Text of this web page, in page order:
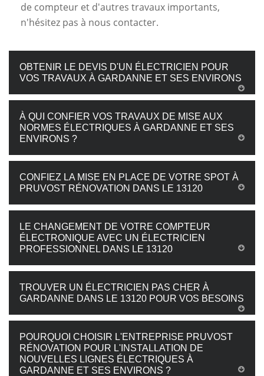
de compteur et d'autres travaux importants,
n'hésitez pas à nous contacter.
OBTENIR LE DEVIS D'UN ÉLECTRICIEN POUR
VOS TRAVAUX À GARDANNE ET SES ENVIRONS
À QUI CONFIER VOS TRAVAUX DE MISE AUX
NORMES ÉLECTRIQUES À GARDANNE ET SES
ENVIRONS ?
CONFIEZ LA MISE EN PLACE DE VOTRE SPOT À
PRUVOST RÉNOVATION DANS LE 13120
LE CHANGEMENT DE VOTRE COMPTEUR
ÉLECTRONIQUE AVEC UN ÉLECTRICIEN
PROFESSIONNEL DANS LE 13120
TROUVER UN ÉLECTRICIEN PAS CHER À
GARDANNE DANS LE 13120 POUR VOS BESOINS
POURQUOI CHOISIR L'ENTREPRISE PRUVOST
RÉNOVATION POUR L'INSTALLATION DE
NOUVELLES LIGNES ÉLECTRIQUES À
GARDANNE ET SES ENVIRONS ?